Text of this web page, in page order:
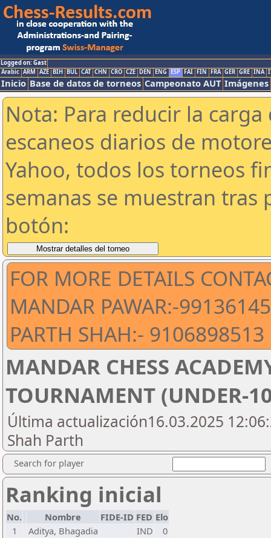
Logged on: Gast
Arabic ARM AZE BIH BUL CAT CHN CRO CZE DEN ENG ESP FAI FIN FRA GER GRE INA
Inicio Base de datos de torneos Campeonato AUT Imágenes
Nota: Para reducir la
escaneos diarios de
Yahoo, todos los torneos
semanas se muestran tras
botón:
FOR MORE DETAILS
MANDAR PAWAR:-
PARTH SHAH:- 9106898513
MANDAR CHESS
TOURNAMENT (UNDER-
Última actualización16.03.2025
Shah Parth
Search for player
Ranking inicial
No. Nombre FIDE-ID FED Elo
1
Aditya, Bhagadia IND
0